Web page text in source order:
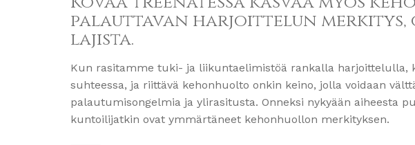
palauttavan harjoittelun merkitys,
lajista.
Kun rasitamme tuki- ja liikuntaelimistöä rankalla harjoittelulla,
suhteessa, ja riittävä kehonhuolto onkin keino, jolla voidaan
palautumisongelmia ja ylirasitusta. Onneksi nykyään aiheesta
kuntoilijatkin ovat ymmärtäneet kehonhuollon merkityksen.